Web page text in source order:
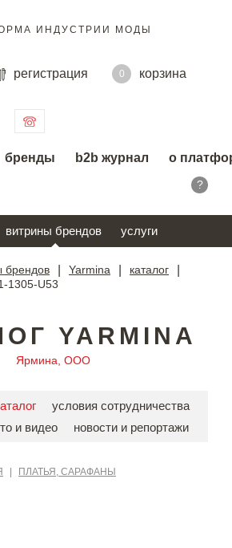
ИНДУСТРИИ МОДЫ
регистрация 0
корзина
бренды b2b журнал о
?
витрины брендов услуги
брендов Yarmina каталог
1305-U53
YARMINA
Ярмина, ООО
условия сотрудничества
и видео новости и репортажи
ПЛАТЬЯ, САРАФАНЫ